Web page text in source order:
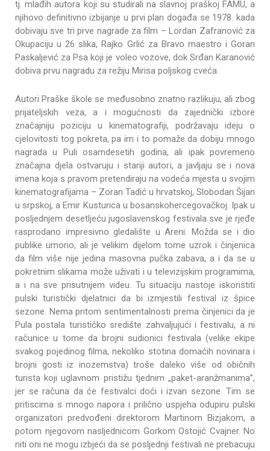
tj. mlađih autora koji su studirali na slavnoj praškoj FAMU, a
njihovo definitivno izbijanje u prvi plan događa se 1978. kada
dobivaju sve tri prve nagrade za film – Lordan Zafranović za
Okupaciju u 26 slika, Rajko Grlić za Bravo maestro i Goran
Paskaljević za Psa koji je voleo vozove, dok Srđan Karanović
dobiva prvu nagradu za režiju Mirisa poljskog cveća.
Autori Praške škole se međusobno znatno razlikuju, ali zbog
prijateljskih veza, a i mogućnosti da zajednički izbore
značajniju poziciju u kinematografiji, podržavaju ideju o
cjelovitosti tog pokreta, pa im i to pomaže da dobiju mnogo
nagrada u Puli osamdesetih godina, ali ipak povremeno
značajna djela ostvaruju i stariji autori, a javljaju se i nova
imena koja s pravom pretendiraju na vodeća mjesta u svojim
kinematografijama – Zoran Tadić u hrvatskoj, Slobodan Šijan
u srpskoj, a Emir Kusturica u bosanskohercegovačkoj. Ipak u
posljednjem desetljeću jugoslavenskog festivala sve je rjeđe
rasprodano impresivno gledalište u Areni. Možda se i dio
publike umorio, ali je velikim dijelom tome uzrok i činjenica
da film više nije jedina masovna pučka zabava, a i da se u
pokretnim slikama može uživati i u televizijskim programima,
a i na sve prisutnijem videu. Tu situaciju nastoje iskoristiti
pulski turistički djelatnici da bi izmjestili festival iz špice
sezone. Nema pritom sentimentalnosti prema činjenici da je
Pula postala turističko središte zahvaljujući i festivalu, a ni
računice u tome da brojni sudionici festivala (velike ekipe
svakog pojedinog filma, nekoliko stotina domaćih novinara i
brojni gosti iz inozemstva) troše daleko više od običnih
turista koji uglavnom pristižu tjednim „paket-aranžmanima”,
jer se računa da će festivalci doći i izvan sezone. Tim se
pritiscima s mnogo napora i prilično uspjeha odupiru pulski
organizatori predvođeni direktorom Martinom Bizjakom, a
potom njegovom nasljednicom Gorkom Ostojić Cvajner. No
niti oni ne mogu izbjeći da se posljednji festivali ne prebacuju